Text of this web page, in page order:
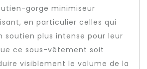
gorge minimiseur
en particulier celles qui
soutien plus intense pour leur
ce sous-vêtement soit
visiblement le volume de la